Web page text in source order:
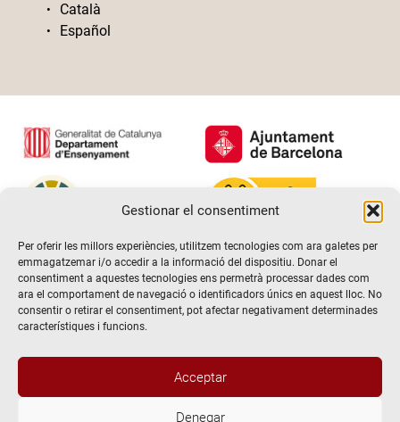
Gestionar el consentiment
Per oferir les millors experiències, utilitzem tecnologies com ara galetes per
emmagatzemar i/o accedir a la informació del dispositiu. Donar el
consentiment a aquestes tecnologies ens permetrà processar dades com
ara el comportament de navegació o identificadors únics en aquest lloc. No
consentir o retirar el consentiment, pot afectar negativament determinades
característiques i funcions.
Acceptar
Denegar
Català
Español